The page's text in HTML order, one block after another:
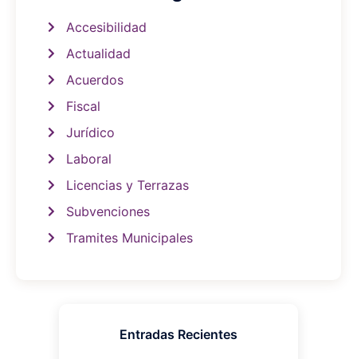
Accesibilidad
Actualidad
Acuerdos
Fiscal
Jurídico
Laboral
Licencias y Terrazas
Subvenciones
Tramites Municipales
Entradas Recientes